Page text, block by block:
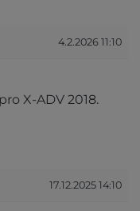
4.2.2026 11:10
X-ADV 2018.
17.12.2025 14:10